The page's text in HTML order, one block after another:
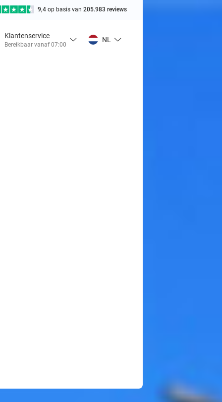
9,4 op basis van 205.983 reviews
Klantenservice
Bereikbaar vanaf 07:00
NL